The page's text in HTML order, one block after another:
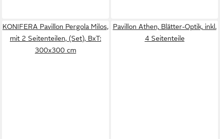
KONIFERA Pavillon Pergola Milos,
mit 2 Seitenteilen, (Set), BxT:
300x300 cm
Pavillon Athen, Blätter-Optik, inkl.
4 Seitenteile